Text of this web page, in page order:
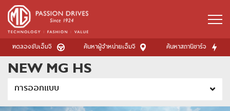
ทดลองขับเอ็มจี ค้นหาผู้จำหน่ายเอ็มจี ค้นหาสถานีชาร์จ
NEW MG HS
การออกแบบ